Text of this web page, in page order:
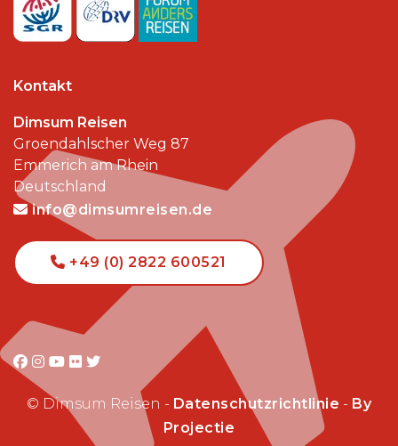
Kontakt
Dimsum Reisen
Groendahlscher Weg 87
Emmerich am Rhein
Deutschland
info@dimsumreisen.de
+49 (0) 2822 600521
© Dimsum Reisen - Datenschutzrichtlinie - By
Projectie